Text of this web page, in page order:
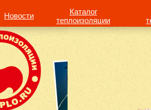
Новости
Каталог
теплоизоляции